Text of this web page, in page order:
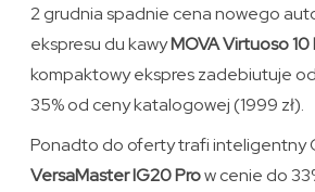
2 grudnia spadnie cena nowego
ekspresu du kawyMOVA Virtuoso 10
kompaktowy ekspres zadebiutuje
35% od ceny katalogowej (1999 zł).
Ponadto do oferty trafi inteligentny
VersaMaster IG20 Prow cenie do